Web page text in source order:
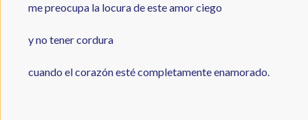
me preocupa la locura de este amor ciego
y no tener cordura
cuando el corazón esté completamente enamorado.